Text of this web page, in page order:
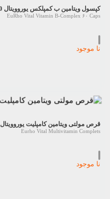
کپسول ویتامین ب کمپلکس یوروویتال 60 عددی
EuRho Vital Vitamin B-Complex ۶۰ Caps
نا موجود
قرص مولتی ویتامین کامپلیت یوروویتال
Eurho Vital Multivitamin Complets
نا موجود